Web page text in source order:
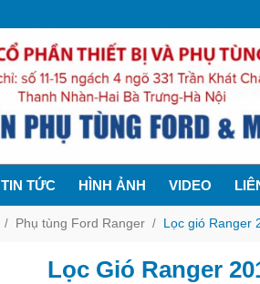
TIN TỨC HÌNH ẢNH VIDEO
Phụ tùng Ford Ranger Lọc gió Ranger
Lọc Gió Ranger